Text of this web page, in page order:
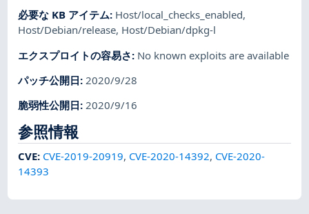
必要な KB アイテム: Host/local_checks_enabled,
Host/Debian/release, Host/Debian/dpkg-l
エクスプロイトの容易さ: No known exploits are available
パッチ公開日:2020/9/28
脆弱性公開日:2020/9/16
参照情報
CVE: CVE-2019-20919, CVE-2020-14392, CVE-2020-
14393